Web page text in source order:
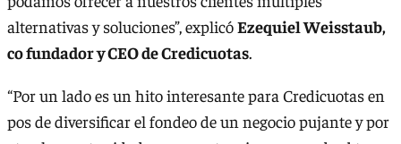
alternativas y soluciones”, explicóEzequiel Weisstaub,
co fundador y CEO de Credicuotas.
“Por un lado es un hito interesante para Credicuotas en
pos de diversificar el fondeo de un negocio pujante y por